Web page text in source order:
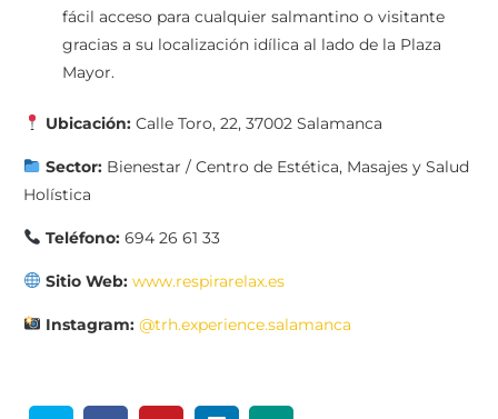
fácil acceso para cualquier salmantino o visitante
gracias a su localización idílica al lado de la Plaza
Mayor.
Ubicación:Calle Toro, 22, 37002 Salamanca
Sector:Bienestar / Centro de Estética, Masajes y Salud
Holística
Teléfono:694 26 61 33
Sitio Web: www.respirarelax.es
Instagram: @trh.experience.salamanca